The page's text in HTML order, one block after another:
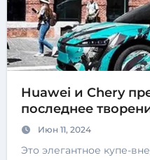
Huawei и Chery
последнее
Июн 11, 2024
Это элегантное купе-внедорожник готово стать